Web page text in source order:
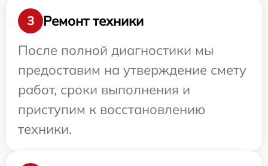
3
Ремонт техники
После полной диагностики мы
предоставим на утверждение смету
работ, сроки выполнения и
приступим к восстановлению
техники.